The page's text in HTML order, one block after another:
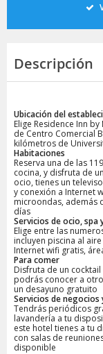
Descripción
Ubicación del
Elige Residence Inn
de Centro Comercial
kilómetros de
Habitaciones
Reserva una de las
cocina, y disfruta de
ocio, tienes un
y conexión a Internet
microondas, además
días
Servicios de ocio, spa
Elige entre las
incluyen piscina al
Internet wifi gratis,
Para comer
Disfruta de un
podrás conocer a
un desayuno gratuito
Servicios de negocios
Tendrás periódicos
lavandería a tu
este hotel tienes a tu
con salas de
disponible